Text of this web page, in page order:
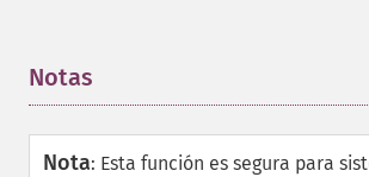
Notas
Nota: Esta función es segura para